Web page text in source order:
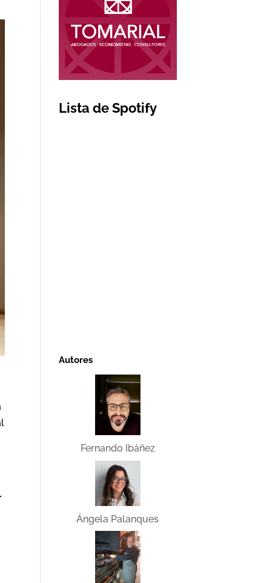
Lista de Spotify
Autores
Fernando Ibáñez
Ángela Palanques